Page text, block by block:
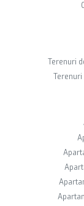
Terenuri
Terenuri